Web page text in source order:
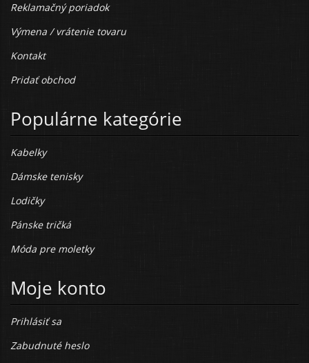
Reklamačný poriadok
Výmena / vrátenie tovaru
Kontakt
Pridať obchod
Populárne kategórie
Kabelky
Dámske tenisky
Lodičky
Pánske tričká
Móda pre moletky
Moje konto
Prihlásiť sa
Zabudnuté heslo